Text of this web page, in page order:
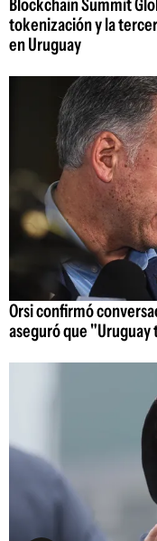
tokenización y la
en Uruguay
Orsi confirmó
aseguró que "Uruguay